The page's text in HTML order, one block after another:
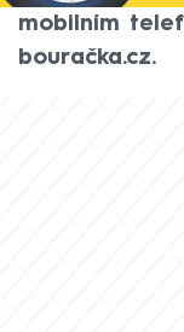
mobilním
bouračka.cz.